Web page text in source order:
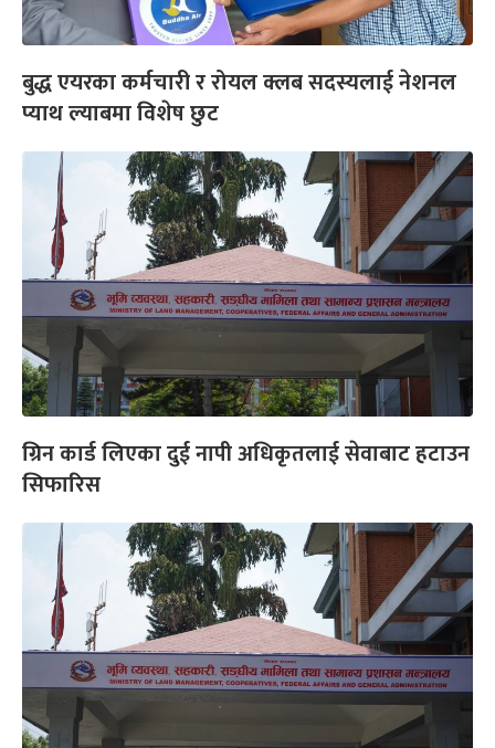
बुद्ध एयरका कर्मचारी र रोयल क्लब सदस्यलाई नेशनल
प्याथ ल्याबमा विशेष छुट
ग्रिन कार्ड लिएका दुई नापी अधिकृतलाई सेवाबाट हटाउन
सिफारिस